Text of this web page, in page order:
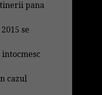
pana
se
cazul